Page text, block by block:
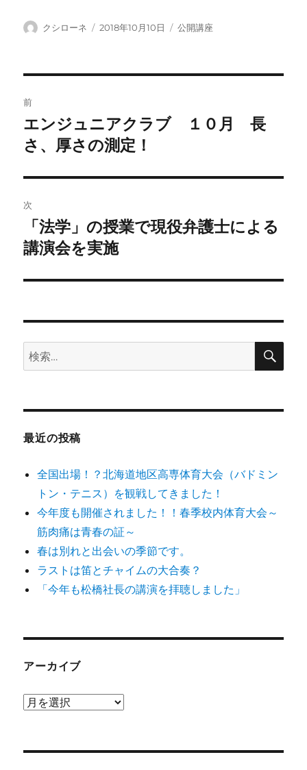
投
クシローネ
投
2018年10月10日
カ
公開講座
稿
ナ
ビ
ゲ
ー
シ
ン
前
前
の
稿:
エンジュニアクラブ １０月 長
さ、厚さの測定！
次
次
の
稿:
「法学」の授業で現役弁護士による
講演会を実施
検
索:
検
最近の投稿
全国出場！？北海道地区高専体育大会（バドミン
トン・テニス）を観戦してきました！
今年度も開催されました！！春季校内体育大会～
筋肉痛は青春の証～
春は別れと出会いの季節です。
ラストは笛とチャイムの大合奏？
「今年も松橋社長の講演を拝聴しました」
アーカイブ
ア